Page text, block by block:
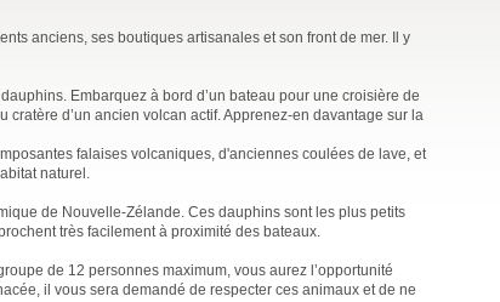
anciens, ses boutiques artisanales et son front de mer. Il y
Embarquez à bord d’un bateau pour une croisière de
d’un ancien volcan actif. Apprenez-en davantage sur la
falaises volcaniques, d'anciennes coulées de lave, et
naturel.
de Nouvelle-Zélande. Ces dauphins sont les plus petits
très facilement à proximité des bateaux.
de 12 personnes maximum, vous aurez l’opportunité
il vous sera demandé de respecter ces animaux et de ne